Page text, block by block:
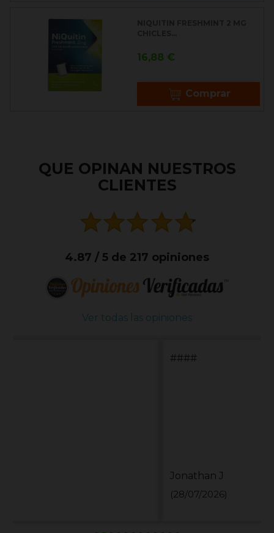
Precio
16,88 €
Comprar
QUE OPINAN NUESTROS
CLIENTES
4.87 / 5 de 217 opiniones
Ver todas las opiniones